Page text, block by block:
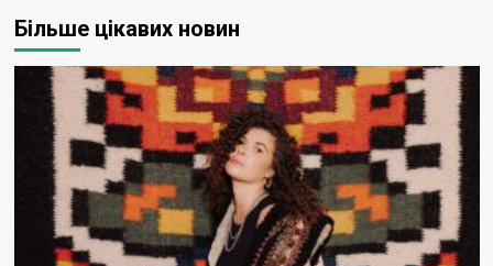
Більше цікавих новин